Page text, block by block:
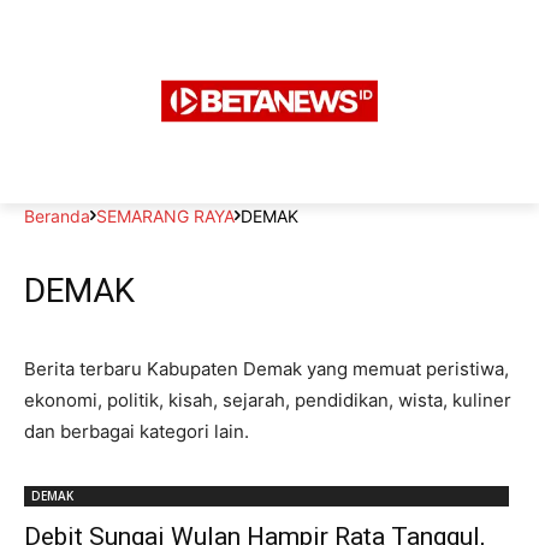
Beranda SEMARANG RAYA DEMAK
DEMAK
Berita terbaru Kabupaten Demak yang memuat peristiwa,
ekonomi, politik, kisah, sejarah, pendidikan, wista, kuliner
dan berbagai kategori lain.
DEMAK
Debit Sungai Wulan Hampir Rata Tanggul,